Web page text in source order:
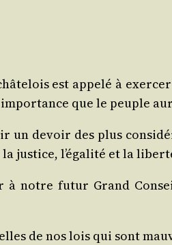
est appe­lé à
que le peuple
un devoir des plus
jus­tice, l’é­ga­li­té et la
à notre futur Grand
de nos lois qui sont